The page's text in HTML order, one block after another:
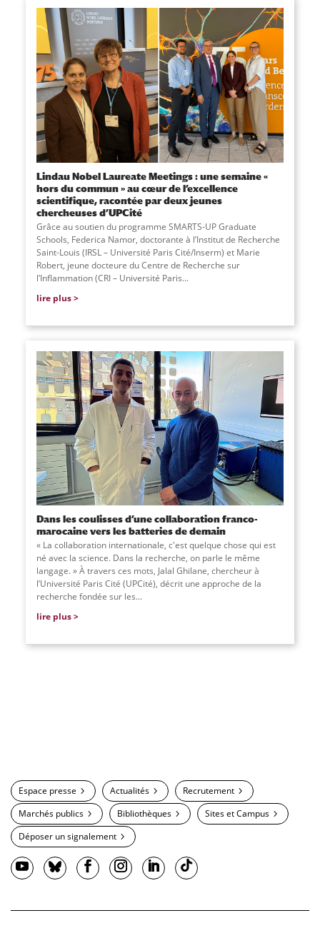
Lindau Nobel Laureate Meetings : une semaine «
hors du commun » au cœur de l’excellence
scientifique, racontée par deux jeunes
chercheuses d’UPCité
Grâce au soutien du programme SMARTS-UP Graduate
Schools, Federica Namor, doctorante à l’Institut de Recherche
Saint-Louis (IRSL – Université Paris Cité/Inserm) et Marie
Robert, jeune docteure du Centre de Recherche sur
l’Inflammation (CRI – Université Paris...
lire plus
Dans les coulisses d’une collaboration franco-
marocaine vers les batteries de demain
« La collaboration internationale, c'est quelque chose qui est
né avec la science. Dans la recherche, on parle le même
langage. » À travers ces mots, Jalal Ghilane, chercheur à
l’Université Paris Cité (UPCité), décrit une approche de la
recherche fondée sur les...
lire plus
Espace presse Actualités
Recrutement
Marchés publics
Bibliothèques
Sites et Campus
Déposer un signalement